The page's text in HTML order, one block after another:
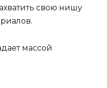
свою нишу
массой